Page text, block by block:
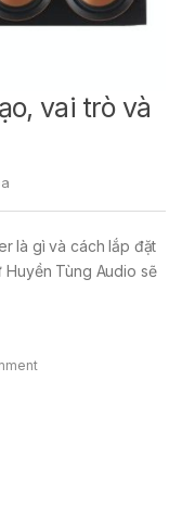
vai trò và
là gì và cách lắp đặt
Tùng Audio sẽ